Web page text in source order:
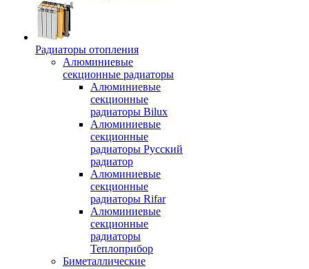
Радиаторы отопления
Алюминиевые
секционные радиаторы
Алюминиевые
секционные
радиаторы Bilux
Алюминиевые
секционные
радиаторы Русский
радиатор
Алюминиевые
секционные
радиаторы Rifar
Алюминиевые
секционные
радиаторы
Теплоприбор
Биметаллические